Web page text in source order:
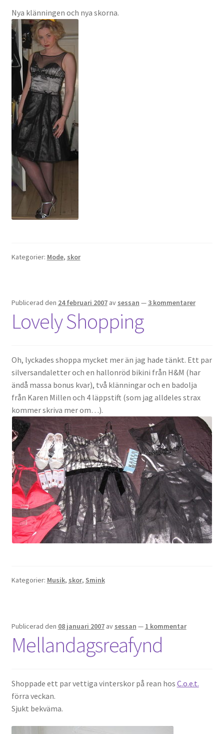
Nya klänningen och nya skorna.
Kategorier: Mode, skor
Publicerad den 24 februari 2007 av sessan — 3 kommentarer
Lovely Shopping
Oh, lyckades shoppa mycket mer än jag hade tänkt. Ett par
silversandaletter och en hallonröd bikini från H&M (har
ändå massa bonus kvar), två klänningar och en badolja
från Karen Millen och 4 läppstift (som jag alldeles strax
kommer skriva mer om…).
Kategorier: Musik, skor, Smink
Publicerad den 08 januari 2007 av sessan — 1 kommentar
Mellandagsreafynd
Shoppade ett par vettiga vinterskor på rean hos C.o.e.t.
förra veckan.
Sjukt bekväma.